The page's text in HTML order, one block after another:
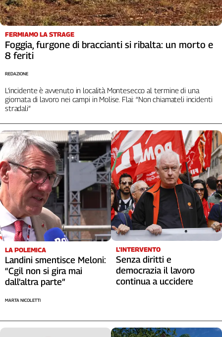
FERMIAMO LA STRAGE
Foggia, furgone di braccianti si ribalta: un morto e
8 feriti
L’incidente è avvenuto in località Montesecco al termine di una
giornata di lavoro nei campi in Molise. Flai: “Non chiamateli incidenti
stradali”
REDAZIONE
LA POLEMICA
Landini smentisce Meloni:
“Cgil non si gira mai
dall'altra parte”
MARTA NICOLETTI
L'INTERVENTO
Senza diritti e
democrazia il lavoro
continua a uccidere